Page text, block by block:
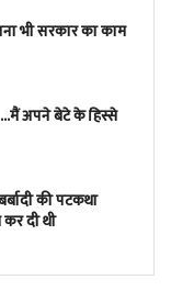
भी सरकार का काम
अपने बेटे के हिस्से
की पटकथा
दी थी